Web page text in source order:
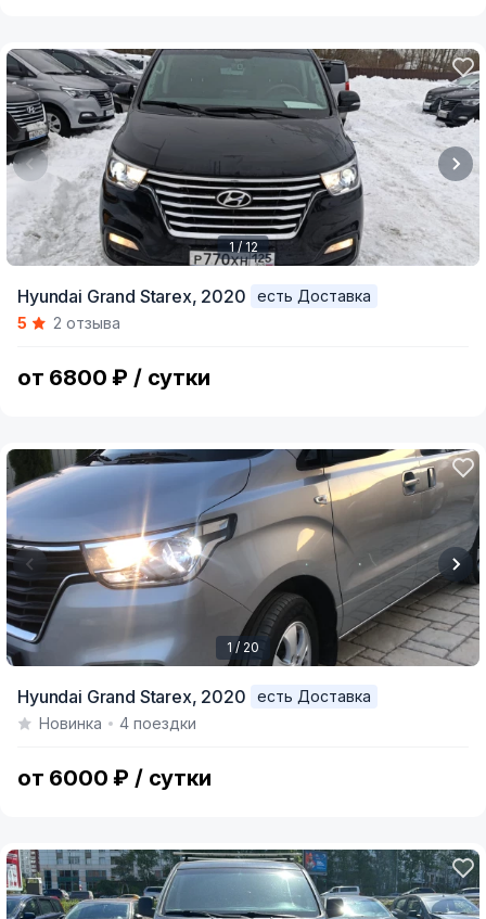
of
1 / 12
Hyundai Grand Starex, 2020
есть Доставка
5
2 отзыва
от 6800 ₽ / сутки
of
1 / 20
Hyundai Grand Starex, 2020
есть Доставка
Новинка
4 поездки
от 6000 ₽ / сутки